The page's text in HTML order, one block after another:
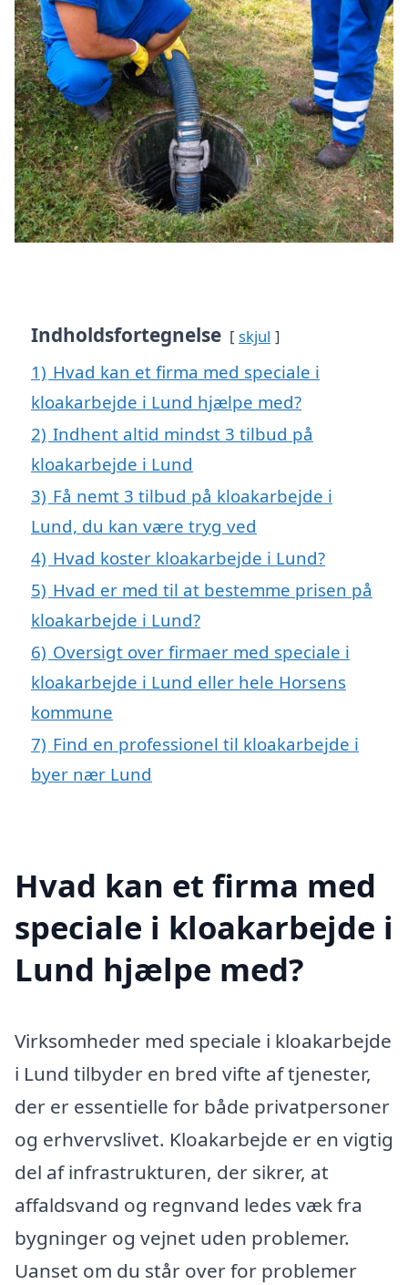
Indholdsfortegnelse skjul
1) Hvad kan et firma med speciale i
kloakarbejde i Lund hjælpe med?
2) Indhent altid mindst 3 tilbud på
kloakarbejde i Lund
3) Få nemt 3 tilbud på kloakarbejde i
Lund, du kan være tryg ved
4) Hvad koster kloakarbejde i Lund?
5) Hvad er med til at bestemme prisen på
kloakarbejde i Lund?
6) Oversigt over firmaer med speciale i
kloakarbejde i Lund eller hele Horsens
kommune
7) Find en professionel til kloakarbejde i
byer nær Lund
Hvad kan et firma med
speciale i kloakarbejde i
Lund hjælpe med?
Virksomheder med speciale i kloakarbejde
i Lund tilbyder en bred vifte af tjenester,
der er essentielle for både privatpersoner
og erhvervslivet. Kloakarbejde er en vigtig
del af infrastrukturen, der sikrer, at
affaldsvand og regnvand ledes væk fra
bygninger og vejnet uden problemer.
Uanset om du står over for problemer